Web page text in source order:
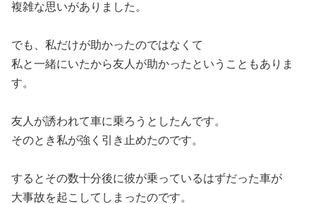
複雑な思いがありました。
でも、私だけが助かったのではなくて
私と一緒にいたから友人が助かったということもありま
す。
友人が誘われて車に乗ろうとしたんです。
そのとき私が強く引き止めたのです。
するとその数十分後に彼が乗っているはずだった車が
大事故を起こしてしまったのです。